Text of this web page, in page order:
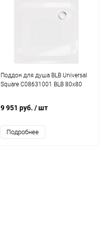
Поддон для душа BLB Universal
Square C08631001 BLB 80х80
9 951 руб. / шт
Подробнее